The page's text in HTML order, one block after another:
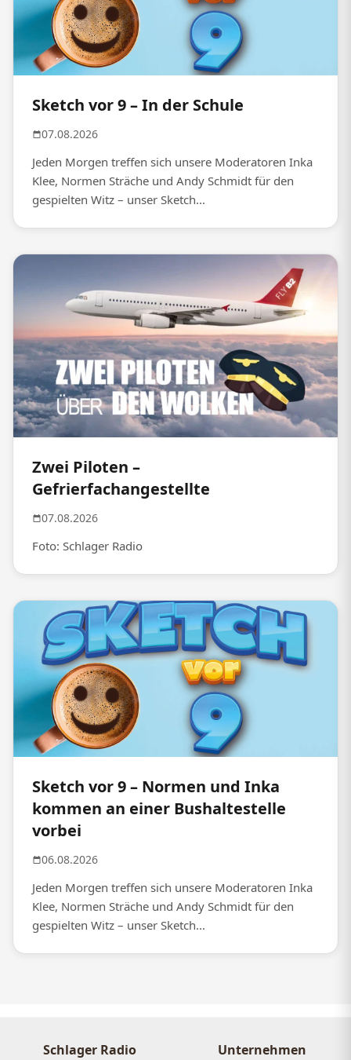
Sketch vor 9 – In der Schule
07.08.2026
Jeden Morgen treffen sich unsere Moderatoren Inka
Klee, Normen Sträche und Andy Schmidt für den
gespielten Witz – unser Sketch...
Zwei Piloten –
Gefrierfachangestellte
07.08.2026
Foto: Schlager Radio
Sketch vor 9 – Normen und Inka
kommen an einer Bushaltestelle
vorbei
06.08.2026
Jeden Morgen treffen sich unsere Moderatoren Inka
Klee, Normen Sträche und Andy Schmidt für den
gespielten Witz – unser Sketch...
Schlager Radio Unternehmen